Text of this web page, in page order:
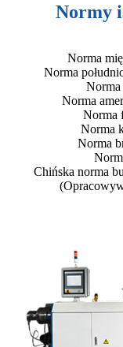
Normy
Norma
Norma
Norma
Norma
Norma
Norma
Norma
Chińska norma